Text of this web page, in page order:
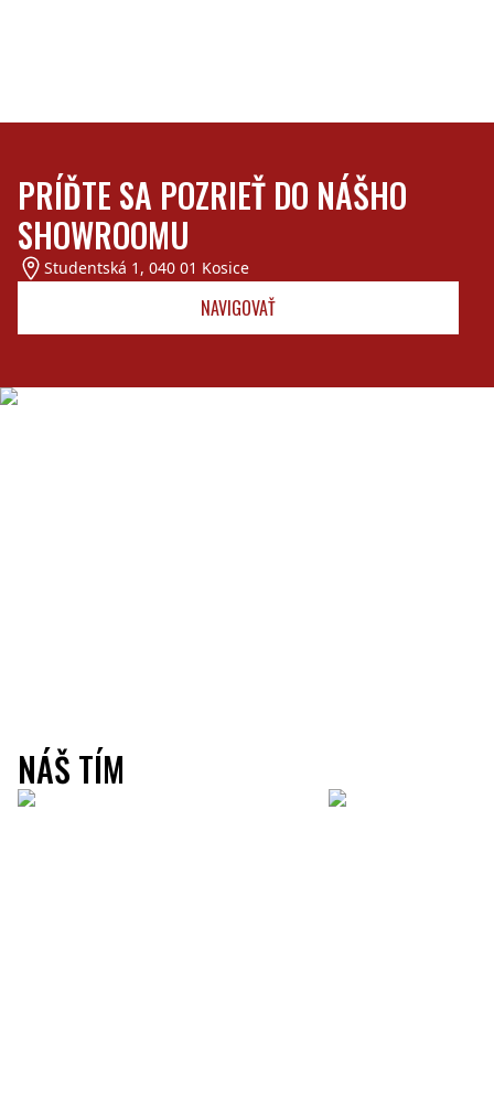
PRÍĎTE SA POZRIEŤ DO NÁŠHO
SHOWROOMU
Studentská 1 , 040 01 Kosice
NAVIGOVAŤ
NÁŠ TÍM